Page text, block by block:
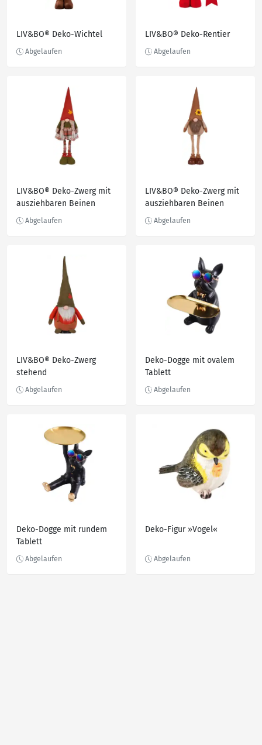
LIV&BO® Deko-Wichtel LIV&BO® Deko-Rentier
LIV&BO® Deko-Zwerg mit
ausziehbaren Beinen
LIV&BO® Deko-Zwerg mit
ausziehbaren Beinen
LIV&BO® Deko-Zwerg
stehend
Deko-Dogge mit ovalem
Tablett
Deko-Dogge mit rundem
Tablett
Deko-Figur »Vogel«